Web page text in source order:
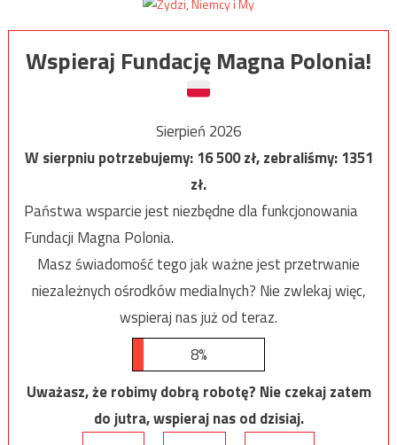
Wspieraj Fundację Magna Polonia!
Sierpień 2026
W sierpniu potrzebujemy:16 500zł, zebraliśmy:1351
zł.
Państwa wsparcie jest niezbędne dla funkcjonowania
Fundacji Magna Polonia.
Masz świadomość tego jak ważne jest przetrwanie
niezależnych ośrodków medialnych? Nie zwlekaj więc,
wspieraj nas już od teraz.
8%
Uważasz, że robimy dobrą robotę? Nie czekaj zatem
do jutra, wspieraj nas od dzisiaj.